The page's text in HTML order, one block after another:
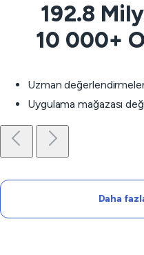
192.8
10 000+
Uzman
Uygulama mağazası
Daha